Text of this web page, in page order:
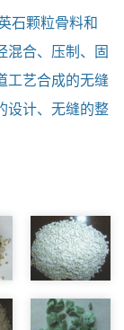
石颗粒骨料和
混合、压制、固
工艺合成的无缝
设计、无缝的整